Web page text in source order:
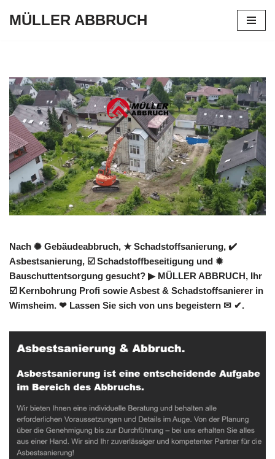
MÜLLER ABBRUCH
Nach ✺ Gebäudeabbruch, ★ Schadstoffsanierung, ✔️
Asbestsanierung, ☑️ Schadstoffbeseitigung und ✹
Bauschuttentsorgung gesucht? ▶︎ MÜLLER ABBRUCH, Ihr
☑️ Kernbohrung Profi sowie Asbest & Schadstoffsanierer in
Wimsheim. ❤ Lassen Sie sich von uns begeistern ✉ ✔.